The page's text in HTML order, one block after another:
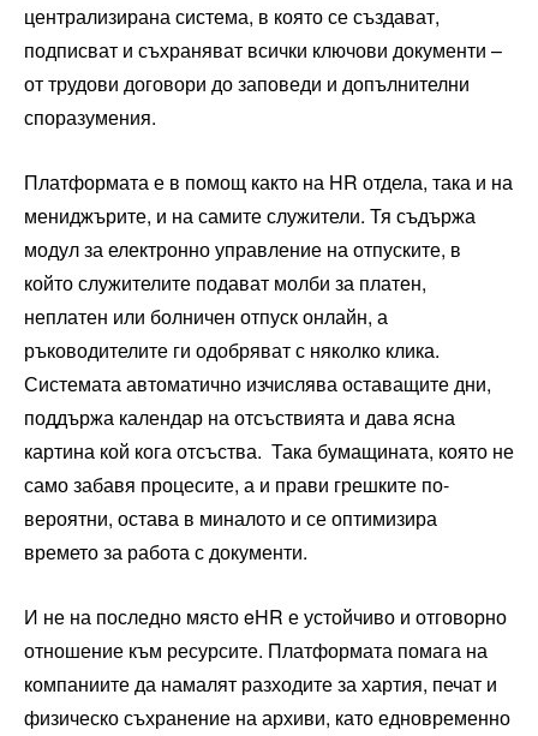
централизирана система, в която се създават,
подписват и съхраняват всички ключови документи –
от трудови договори до заповеди и допълнителни
споразумения.
Платформата е в помощ както на HR отдела, така и на
мениджърите, и на самите служители. Тя съдържа
модул за електронно управление на отпуските, в
който служителите подават молби за платен,
неплатен или болничен отпуск онлайн, а
ръководителите ги одобряват с няколко клика.
Системата автоматично изчислява оставащите дни,
поддържа календар на отсъствията и дава ясна
картина кой кога отсъства. Така бумащината, която не
само забавя процесите, а и прави грешките по-
вероятни, остава в миналото и се оптимизира
времето за работа с документи.
И не на последно място eHR е устойчиво и отговорно
отношение към ресурсите. Платформата помага на
компаниите да намалят разходите за хартия, печат и
физическо съхранение на архиви, като едновременно